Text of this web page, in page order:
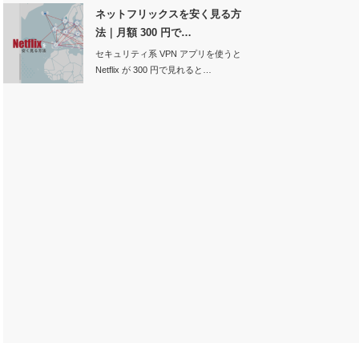
ネットフリックスを安く見る方
法｜月額 300 円で…
セキュリティ系 VPN アプリを使うと
Netflix が 300 円で見れると…